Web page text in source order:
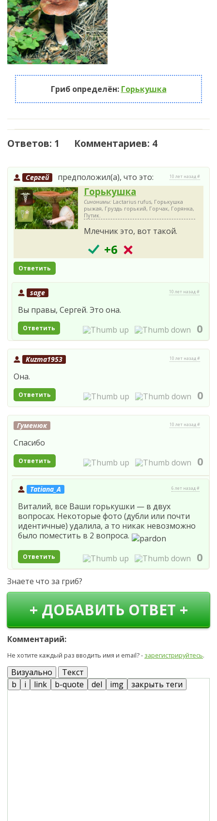
Гриб определён: Горькушка
Ответов: 1 Комментариев: 4
Сергей предположил(а), что это: 10 лет назад #
Горькушка
Синонимы: Lactarius rufus, Горькушка
рыжая, Груздь горький, Горчак, Горянка,
Путик.
Млечник это, вот такой.
+6
Ответить
sage 10 лет назад #
Вы правы, Сергей. Это она.
Ответить 0
Kuzma1953 10 лет назад #
Она.
Ответить 0
Гуменюк 10 лет назад #
Спасибо
Ответить 0
Tatiana_A 6 лет назад #
Виталий, все Ваши горькушки — в двух
вопросах. Некоторые фото (дубли или почти
идентичные) удалила, а то никак невозможно
было поместить в 2 вопроса.
Ответить 0
Знаете что за гриб?
+ ДОБАВИТЬ ОТВЕТ +
Комментарий:
Не хотите каждый раз вводить имя и email? - зарегистрируйтесь.
Визуально Текст